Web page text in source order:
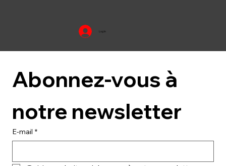
Log In
Abonnez-vous à
notre newsletter
E-mail *